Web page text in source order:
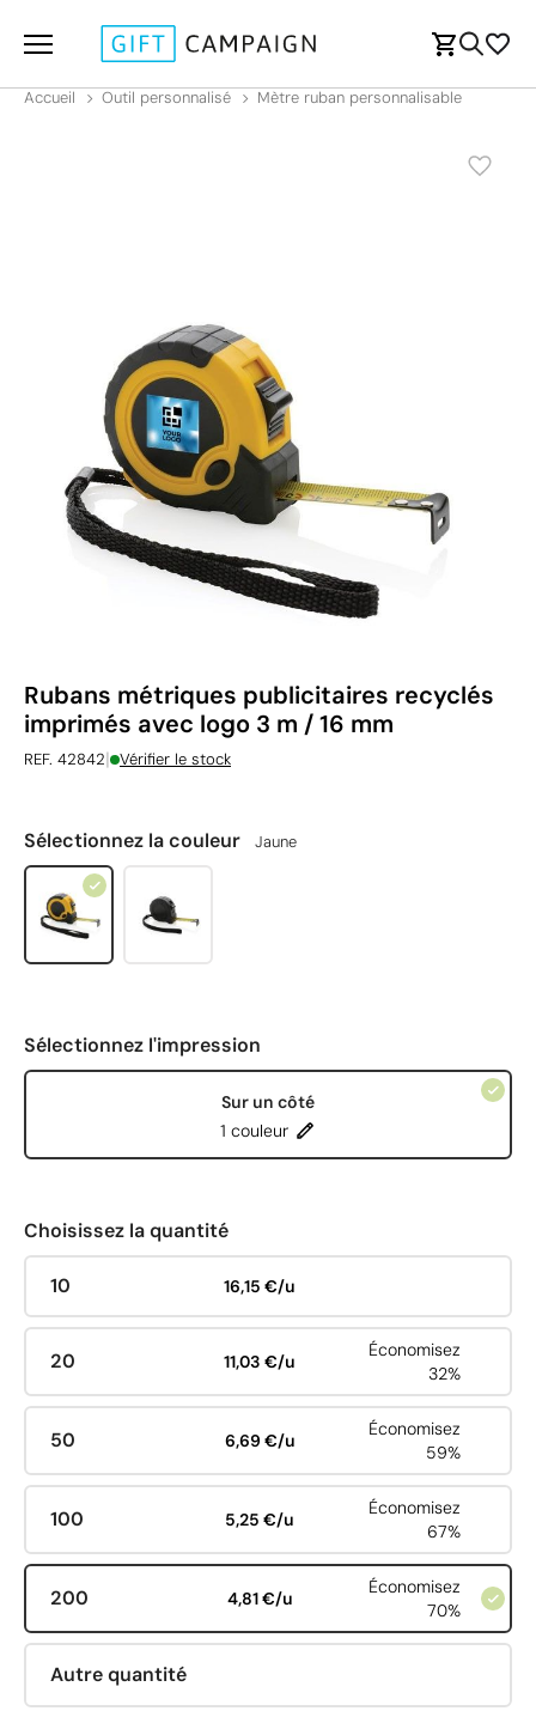
Accueil Outil personnalisé Mètre ruban personnalisable
Rubans métriques publicitaires recyclés
imprimés avec logo 3 m / 16 mm
REF. 42842| Vérifier le stock
Sélectionnez la couleur Jaune
Sélectionnez l'impression
Sur un côté
1 couleur
Choisissez la quantité
10 16,15 €/u
20 11,03 €/u
Économisez
32%
50 6,69 €/u
Économisez
59%
100 5,25 €/u
Économisez
67%
200 4,81 €/u
Économisez
70%
Autre quantité